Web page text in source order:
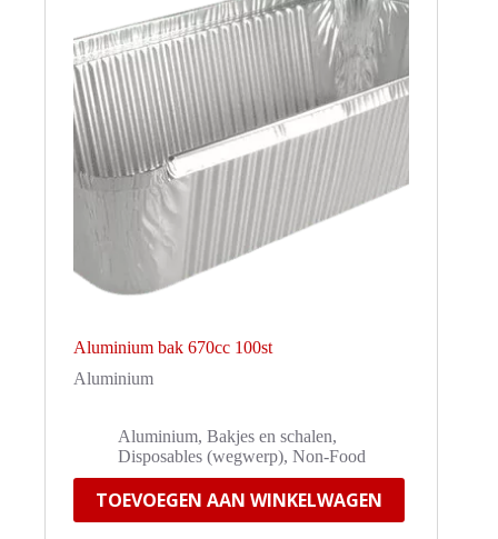
Aluminium bak 670cc 100st
Aluminium
Aluminium, Bakjes en schalen,
Disposables (wegwerp), Non-Food
TOEVOEGEN AAN WINKELWAGEN